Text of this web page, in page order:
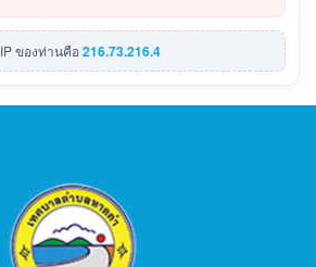
IP ของท่านคือ216.73.216.4